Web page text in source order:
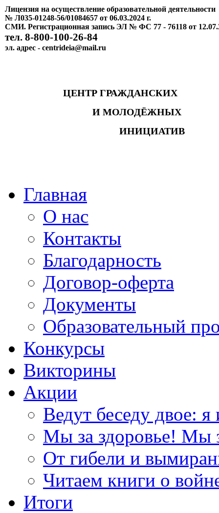
Лицензия на осуществление образовательной деятельности
№ Л035-01248-56/01084657 от 06.03.2024 г.
СМИ. Регистрационная запись ЭЛ № ФС 77 - 76118 от
тел. 8-800-100-26-84
эл. адрес - centrideia@mail.ru
ЦЕНТР ГРАЖДАНСКИХ
И МОЛОДЁЖНЫХ
ИНИЦИАТИВ
Главная
О нас
Контакты
Благодарность
Договор-оферта
Документы
Образовательный
Конкурсы
Викторины
Акции
Ведут беседу двое: я
Мы за здоровье! Мы
От гибели и
Читаем книги о
Итоги